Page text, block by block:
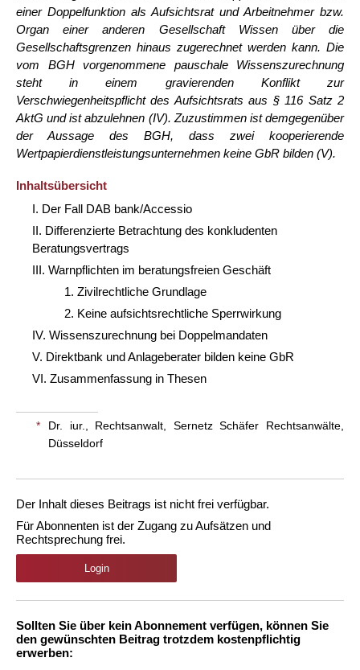
einer Doppelfunktion als Aufsichtsrat und Arbeitnehmer bzw.
Organ einer anderen Gesellschaft Wissen über die
Gesellschaftsgrenzen hinaus zugerechnet werden kann. Die
vom BGH vorgenommene pauschale Wissenszurechnung
steht in einem gravierenden Konflikt zur
Verschwiegenheitspflicht des Aufsichtsrats aus § 116 Satz 2
AktG und ist abzulehnen (IV). Zuzustimmen ist demgegenüber
der Aussage des BGH, dass zwei kooperierende
Wertpapierdienstleistungsunternehmen keine GbR bilden (V).
Inhaltsübersicht
I. Der Fall DAB bank/Accessio
II. Differenzierte Betrachtung des konkludenten
Beratungsvertrags
III. Warnpflichten im beratungsfreien Geschäft
1. Zivilrechtliche Grundlage
2. Keine aufsichtsrechtliche Sperrwirkung
IV. Wissenszurechnung bei Doppelmandaten
V. Direktbank und Anlageberater bilden keine GbR
VI. Zusammenfassung in Thesen
*
Dr. iur., Rechtsanwalt, Sernetz Schäfer Rechtsanwälte,
Düsseldorf
Der Inhalt dieses Beitrags ist nicht frei verfügbar.
Für Abonnenten ist der Zugang zu Aufsätzen und
Rechtsprechung frei.
Login
Sollten Sie über kein Abonnement verfügen, können Sie
den gewünschten Beitrag trotzdem kostenpflichtig
erwerben: